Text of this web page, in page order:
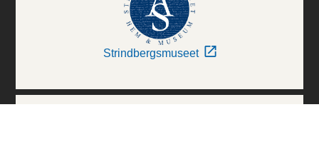
Strindbergsmuseet